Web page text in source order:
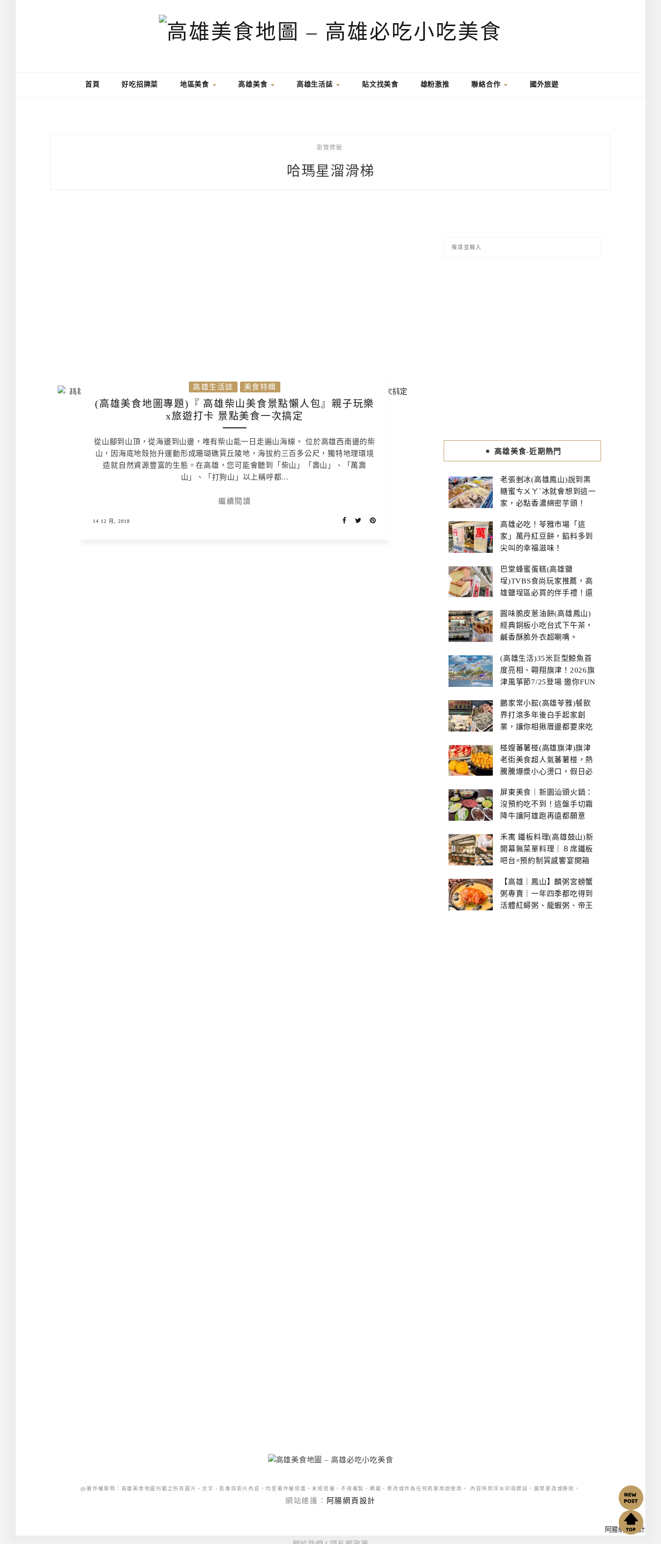
首頁 好吃招牌菜 地區美食 高雄美食 高雄生活誌 貼文找美食 雄粉激推 聯絡合作 國外旅遊
瀏覽標籤:
哈瑪星溜滑梯
高雄生活誌 美食特輯
(高雄美食地圖專題)『 高雄柴山美食景點懶人包』親子玩樂
x旅遊打卡 景點美食一次搞定
從山腳到山頂，從海邊到山邊，唯有柴山能一日走遍山海線。 位於高雄西南邊的柴
山，因海底地殼抬升運動形成珊瑚礁質丘陵地，海拔約三百多公尺，獨特地理環境
造就自然資源豐富的生態。在高雄，您可能會聽到「柴山」「壽山」、「萬壽
山」、「打狗山」以上稱呼都...
繼續閱讀
14 12 月, 2018
高雄美食-近期熱門
老張剉冰(高雄鳳山)說到黑
糖蜜ㄘㄨㄚˋ冰就會想到這一
家，必點香濃綿密芋頭！
高雄必吃！苓雅市場「這
家」萬丹紅豆餅，餡料多到
尖叫的幸福滋味！
巴堂蜂蜜蛋糕(高雄鹽
埕)TVBS食尚玩家推薦，高
雄鹽埕區必買的伴手禮！還
圓味脆皮蔥油餅(高雄鳳山)
經典銅板小吃台式下午茶，
鹹香酥脆外衣超唰嘴。
(高雄生活)35米巨型鯨魚首
度亮相、翱翔旗津！2026旗
津風箏節7/25登場 邀你FUN
鵬家常小館(高雄苓雅)餐飲
界打滾多年後白手起家創
業，讓你相揪厝邊都要來吃
椪嫂蕃薯椪(高雄旗津)旗津
老街美食超人氣蕃薯椪，熱
騰騰爆漿小心燙口，假日必
屏東美食｜新園汕頭火鍋：
沒預約吃不到！這盤手切霜
降牛讓阿雄跑再遠都願意
禾寓 鐵板料理(高雄鼓山)新
開幕無菜單料理｜８席鐵板
吧台×預約制質感饗宴開箱
【高雄｜鳳山】麟粥宮螃蟹
粥專賣｜一年四季都吃得到
活體紅蟳粥、龍蝦粥、帝王
@著作權聲明：高雄美食地圖刊載之所有圖片、文字、影像與影片內容，均受著作權保護。未經授權，不得複製、轉載、修改或作為任何商業用途使用。 內容所附浮水印與標誌，嚴禁更改或移除。
網站維護： 阿腸網頁設計
阿腸網頁設計